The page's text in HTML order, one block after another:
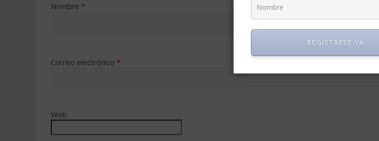
Nombre *
Correo electrónico *
Web
REGISTRESE YA